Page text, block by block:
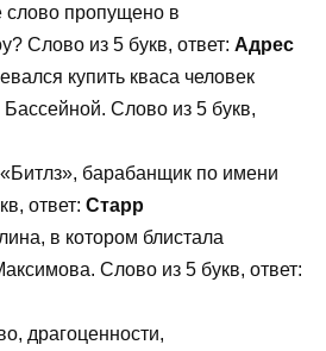
пропущено в
Слово из 5 букв, ответ: Адрес
купить кваса человек
Слово из 5 букв,
барабанщик по имени
ответ: Старр
в котором блистала
Слово из 5 букв, ответ:
драгоценности,